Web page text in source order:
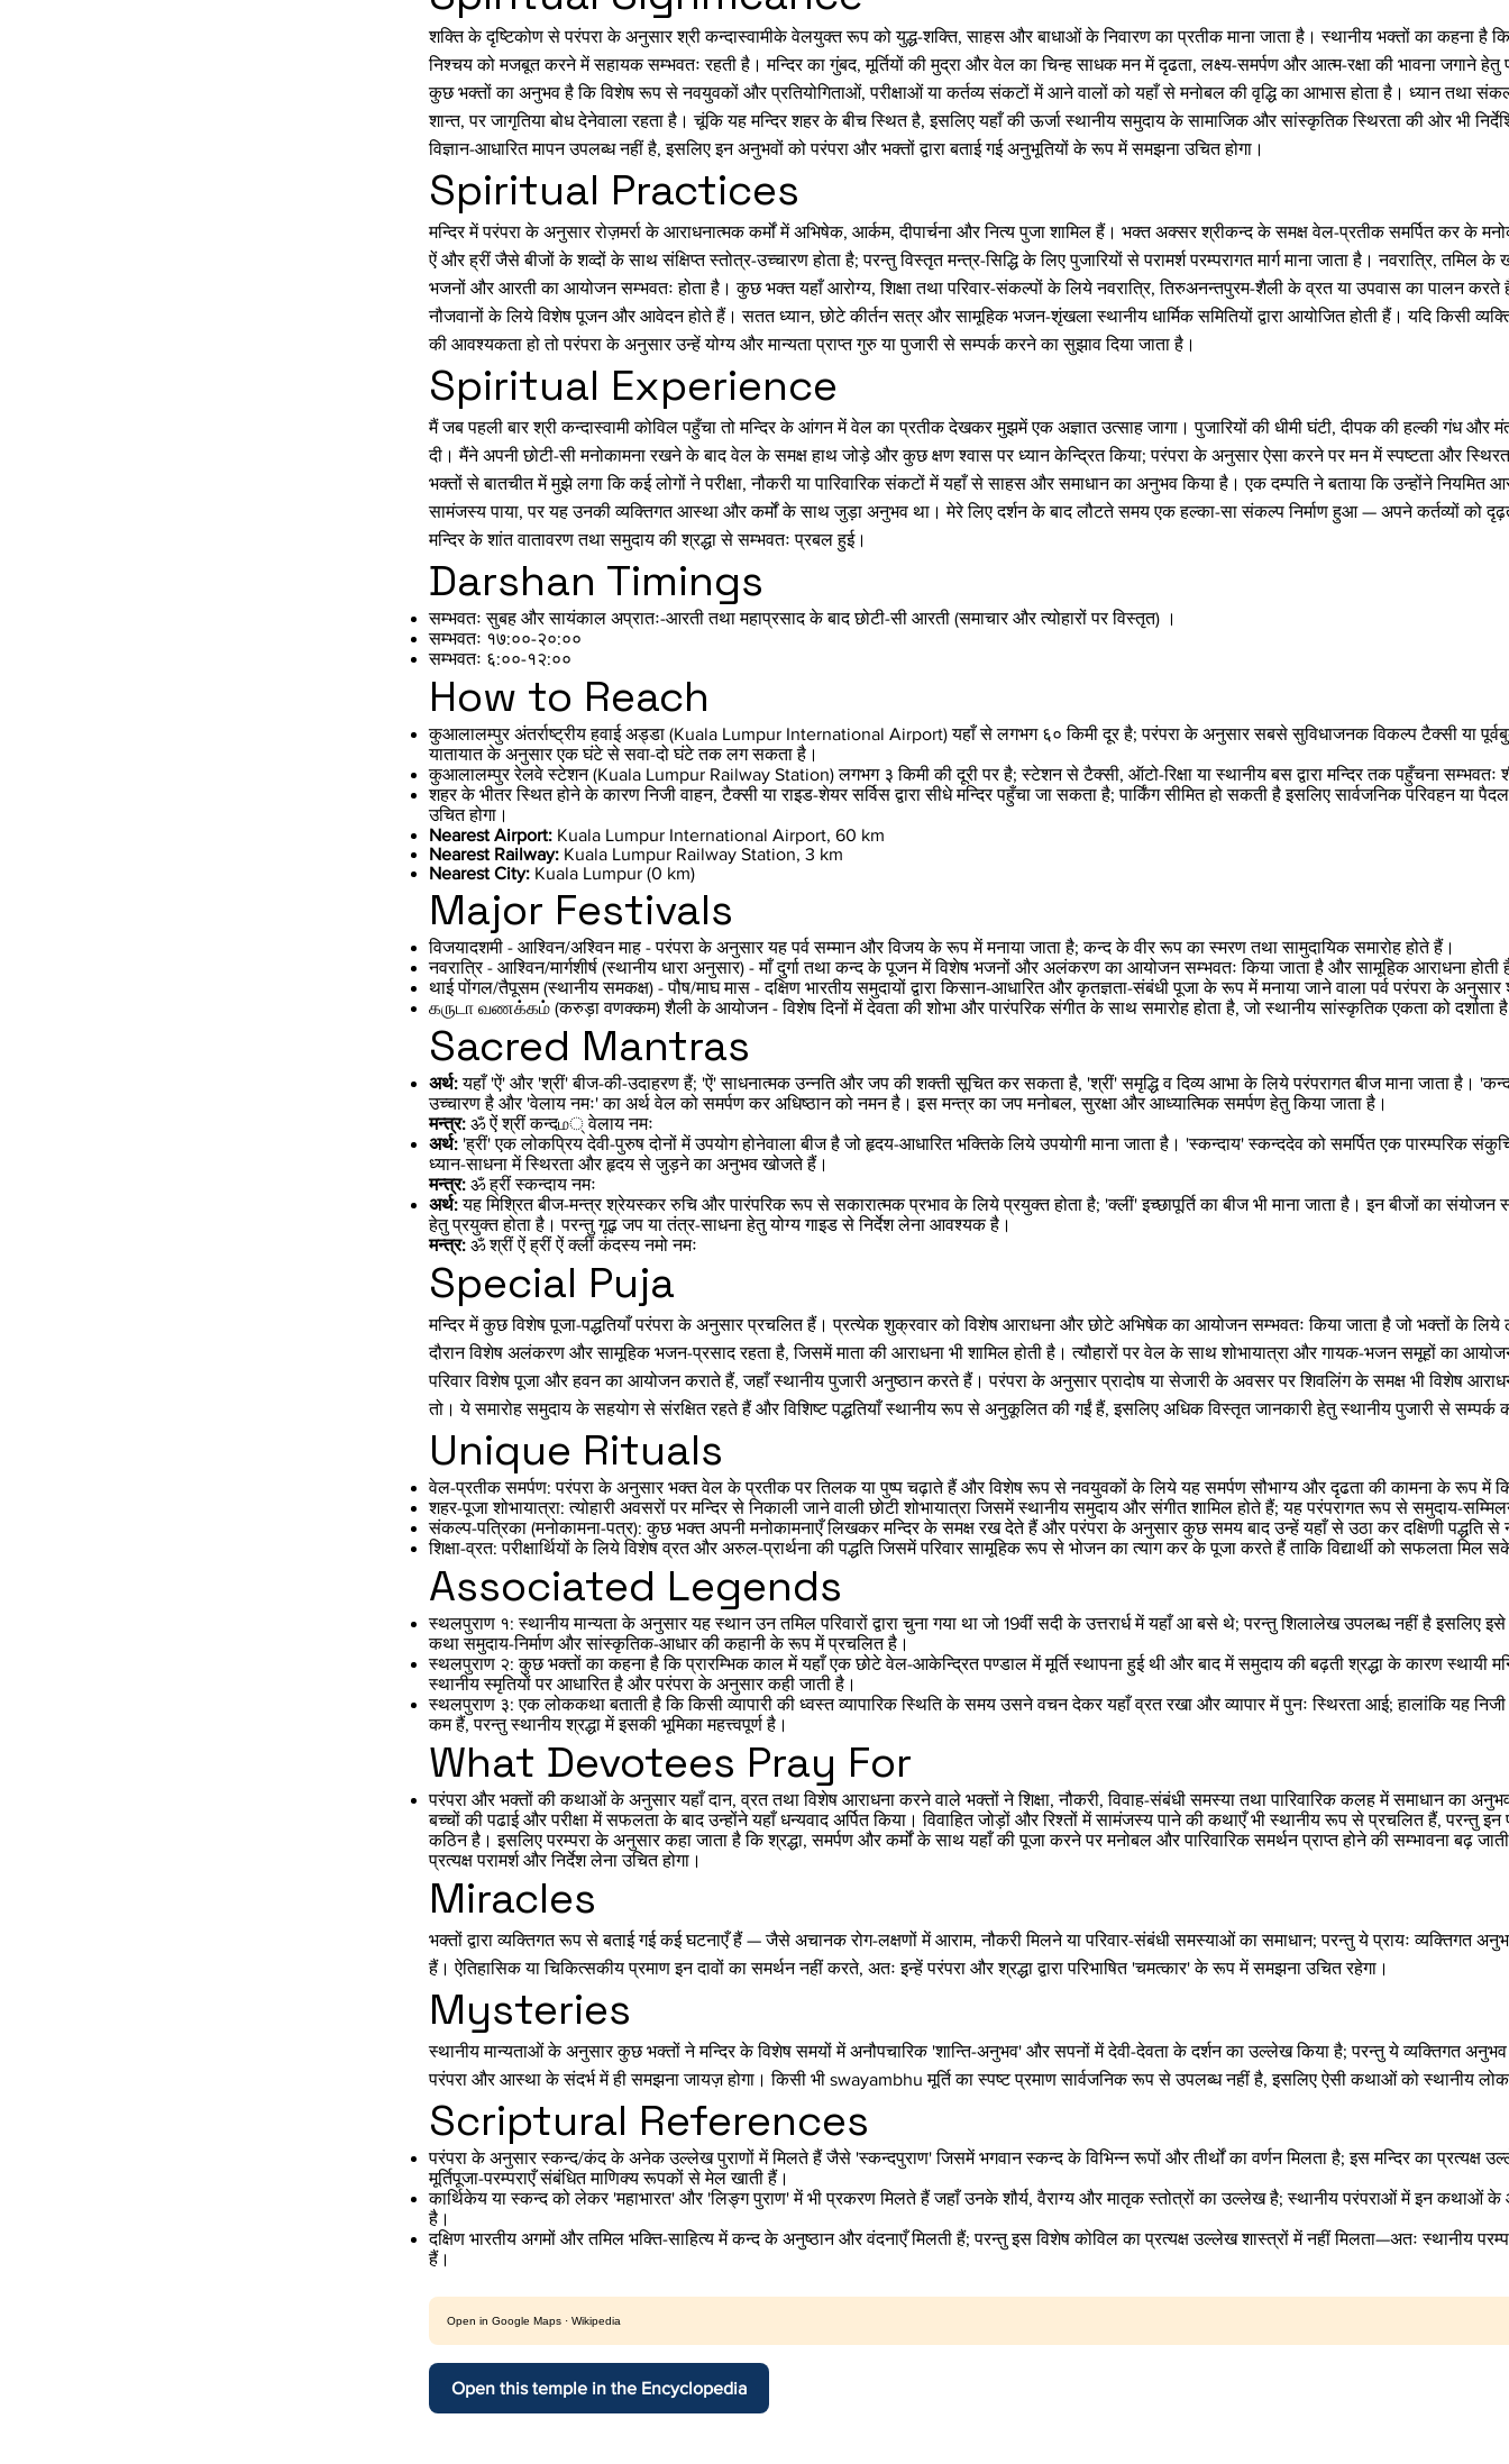
शक्ति के दृष्टिकोण से परंपरा के अनुसार श्री कन्दास्वामीके वेलयुक्त रूप को युद्ध-शक्ति, साहस और बाधाओं के निवारण का प्रतीक माना जाता है। स्थानीय भक्तों का कहना है
निश्चय को मजबूत करने में सहायक सम्भवतः रहती है। मन्दिर का गुंबद, मूर्तियों की मुद्रा और वेल का चिन्ह साधक मन में दृढता, लक्ष्य-समर्पण और आत्म-रक्षा की भावना जगाने
कुछ भक्तों का अनुभव है कि विशेष रूप से नवयुवकों और प्रतियोगिताओं, परीक्षाओं या कर्तव्य संकटों में आने वालों को यहाँ से मनोबल की वृद्धि का आभास होता है। ध्यान तथा
शान्त, पर जागृतिया बोध देनेवाला रहता है। चूंकि यह मन्दिर शहर के बीच स्थित है, इसलिए यहाँ की ऊर्जा स्थानीय समुदाय के सामाजिक और सांस्कृतिक स्थिरता की ओर भी
विज्ञान-आधारित मापन उपलब्ध नहीं है, इसलिए इन अनुभवों को परंपरा और भक्तों द्वारा बताई गई अनुभूतियों के रूप में समझना उचित होगा।
Spiritual Practices
मन्दिर में परंपरा के अनुसार रोज़मर्रा के आराधनात्मक कर्मों में अभिषेक, आर्कम, दीपार्चना और नित्य पुजा शामिल हैं। भक्त अक्सर श्रीकन्द के समक्ष वेल-प्रतीक समर्पित कर के
ऐं और ह्रीं जैसे बीजों के शव्दों के साथ संक्षिप्त स्तोत्र-उच्चारण होता है; परन्तु विस्तृत मन्त्र-सिद्धि के लिए पुजारियों से परामर्श परम्परागत मार्ग माना जाता है। नवरात्रि, तमिल
भजनों और आरती का आयोजन सम्भवतः होता है। कुछ भक्त यहाँ आरोग्य, शिक्षा तथा परिवार-संकल्पों के लिये नवरात्रि, तिरुअनन्तपुरम-शैली के व्रत या उपवास का पालन करते
नौजवानों के लिये विशेष पूजन और आवेदन होते हैं। सतत ध्यान, छोटे कीर्तन सत्र और सामूहिक भजन-शृंखला स्थानीय धार्मिक समितियों द्वारा आयोजित होती हैं। यदि किसी
की आवश्यकता हो तो परंपरा के अनुसार उन्हें योग्य और मान्यता प्राप्त गुरु या पुजारी से सम्पर्क करने का सुझाव दिया जाता है।
Spiritual Experience
मैं जब पहली बार श्री कन्दास्वामी कोविल पहुँचा तो मन्दिर के आंगन में वेल का प्रतीक देखकर मुझमें एक अज्ञात उत्साह जागा। पुजारियों की धीमी घंटी, दीपक की हल्की गंध और
दी। मैंने अपनी छोटी-सी मनोकामना रखने के बाद वेल के समक्ष हाथ जोड़े और कुछ क्षण श्वास पर ध्यान केन्द्रित किया; परंपरा के अनुसार ऐसा करने पर मन में स्पष्टता और
भक्तों से बातचीत में मुझे लगा कि कई लोगों ने परीक्षा, नौकरी या पारिवारिक संकटों में यहाँ से साहस और समाधान का अनुभव किया है। एक दम्पति ने बताया कि उन्होंने नियमित
सामंजस्य पाया, पर यह उनकी व्यक्तिगत आस्था और कर्मों के साथ जुड़ा अनुभव था। मेरे लिए दर्शन के बाद लौटते समय एक हल्का-सा संकल्प निर्माण हुआ — अपने कर्तव्यों को
मन्दिर के शांत वातावरण तथा समुदाय की श्रद्धा से सम्भवतः प्रबल हुई।
Darshan Timings
सम्भवतः सुबह और सायंकाल अप्रातः-आरती तथा महाप्रसाद के बाद छोटी-सी आरती (समाचार और त्योहारों पर विस्तृत) ।
सम्भवतः १७:००-२०:००
सम्भवतः ६:००-१२:००
How to Reach
कुआलालम्पुर अंतर्राष्ट्रीय हवाई अड्डा (Kuala Lumpur International Airport) यहाँ से लगभग ६० किमी दूर है; परंपरा के अनुसार सबसे सुविधाजनक विकल्प टैक्सी या
यातायात के अनुसार एक घंटे से सवा-दो घंटे तक लग सकता है।
कुआलालम्पुर रेलवे स्टेशन (Kuala Lumpur Railway Station) लगभग ३ किमी की दूरी पर है; स्टेशन से टैक्सी, ऑटो-रिक्षा या स्थानीय बस द्वारा मन्दिर तक पहुँचना
शहर के भीतर स्थित होने के कारण निजी वाहन, टैक्सी या राइड-शेयर सर्विस द्वारा सीधे मन्दिर पहुँचा जा सकता है; पार्किंग सीमित हो सकती है इसलिए सार्वजनिक परिवहन या
उचित होगा।
Nearest Airport: Kuala Lumpur International Airport, 60 km
Nearest Railway: Kuala Lumpur Railway Station, 3 km
Nearest City: Kuala Lumpur (0 km)
Major Festivals
विजयादशमी - आश्विन/अश्विन माह - परंपरा के अनुसार यह पर्व सम्मान और विजय के रूप में मनाया जाता है; कन्द के वीर रूप का स्मरण तथा सामुदायिक समारोह होते हैं।
नवरात्रि - आश्विन/मार्गशीर्ष (स्थानीय धारा अनुसार) - माँ दुर्गा तथा कन्द के पूजन में विशेष भजनों और अलंकरण का आयोजन सम्भवतः किया जाता है और सामूहिक आराधना होती
थाई पोंगल/तैपूसम (स्थानीय समकक्ष) - पौष/माघ मास - दक्षिण भारतीय समुदायों द्वारा किसान-आधारित और कृतज्ञता-संबंधी पूजा के रूप में मनाया जाने वाला पर्व परंपरा के अनुसार
கருடா வணக்கம் (करुड़ा वणक्कम) शैली के आयोजन - विशेष दिनों में देवता की शोभा और पारंपरिक संगीत के साथ समारोह होता है, जो स्थानीय सांस्कृतिक एकता को दर्शाता
Sacred Mantras
अर्थ:यहाँ 'ऐं' और 'श्रीं' बीज-की-उदाहरण हैं; 'ऐं' साधनात्मक उन्नति और जप की शक्ती सूचित कर सकता है, 'श्रीं' समृद्धि व दिव्य आभा के लिये परंपरागत बीज माना जाता है।
उच्चारण है और 'वेलाय नमः' का अर्थ वेल को समर्पण कर अधिष्ठान को नमन है। इस मन्त्र का जप मनोबल, सुरक्षा और आध्यात्मिक समर्पण हेतु किया जाता है।
मन्त्र: ॐ ऐं श्रीं कन्दம् वेलाय नमः
अर्थ: 'ह्रीं' एक लोकप्रिय देवी-पुरुष दोनों में उपयोग होनेवाला बीज है जो हृदय-आधारित भक्तिके लिये उपयोगी माना जाता है। 'स्कन्दाय' स्कन्ददेव को समर्पित एक पारम्परिक
ध्यान-साधना में स्थिरता और हृदय से जुड़ने का अनुभव खोजते हैं।
मन्त्र: ॐ ह्रीं स्कन्दाय नमः
अर्थ:यह मिश्रित बीज-मन्त्र श्रेयस्कर रुचि और पारंपरिक रूप से सकारात्मक प्रभाव के लिये प्रयुक्त होता है; 'क्लीं' इच्छापूर्ति का बीज भी माना जाता है। इन बीजों का
हेतु प्रयुक्त होता है। परन्तु गूढ़ जप या तंत्र-साधना हेतु योग्य गाइड से निर्देश लेना आवश्यक है।
मन्त्र: ॐ श्रीं ऐं ह्रीं ऐं क्लीं कंदस्य नमो नमः
Special Puja
मन्दिर में कुछ विशेष पूजा-पद्धतियाँ परंपरा के अनुसार प्रचलित हैं। प्रत्येक शुक्रवार को विशेष आराधना और छोटे अभिषेक का आयोजन सम्भवतः किया जाता है जो भक्तों के लिये
दौरान विशेष अलंकरण और सामूहिक भजन-प्रसाद रहता है, जिसमें माता की आराधना भी शामिल होती है। त्यौहारों पर वेल के साथ शोभायात्रा और गायक-भजन समूहों का
परिवार विशेष पूजा और हवन का आयोजन कराते हैं, जहाँ स्थानीय पुजारी अनुष्ठान करते हैं। परंपरा के अनुसार प्रादोष या सेजारी के अवसर पर शिवलिंग के समक्ष भी विशेष
तो। ये समारोह समुदाय के सहयोग से संरक्षित रहते हैं और विशिष्ट पद्धतियाँ स्थानीय रूप से अनुकूलित की गईं हैं, इसलिए अधिक विस्तृत जानकारी हेतु स्थानीय पुजारी से सम्पर्क
Unique Rituals
वेल-प्रतीक समर्पण: परंपरा के अनुसार भक्त वेल के प्रतीक पर तिलक या पुष्प चढ़ाते हैं और विशेष रूप से नवयुवकों के लिये यह समर्पण सौभाग्य और दृढता की कामना के रूप में
शहर-पूजा शोभायात्रा: त्योहारी अवसरों पर मन्दिर से निकाली जाने वाली छोटी शोभायात्रा जिसमें स्थानीय समुदाय और संगीत शामिल होते हैं; यह परंपरागत रूप से समुदाय-
संकल्प-पत्रिका (मनोकामना-पत्र): कुछ भक्त अपनी मनोकामनाएँ लिखकर मन्दिर के समक्ष रख देते हैं और परंपरा के अनुसार कुछ समय बाद उन्हें यहाँ से उठा कर दक्षिणी पद्धति से
शिक्षा-व्रत: परीक्षार्थियों के लिये विशेष व्रत और अरुल-प्रार्थना की पद्धति जिसमें परिवार सामूहिक रूप से भोजन का त्याग कर के पूजा करते हैं ताकि विद्यार्थी को सफलता मिल
Associated Legends
स्थलपुराण १: स्थानीय मान्यता के अनुसार यह स्थान उन तमिल परिवारों द्वारा चुना गया था जो 19वीं सदी के उत्तरार्ध में यहाँ आ बसे थे; परन्तु शिलालेख उपलब्ध नहीं है इसलिए
कथा समुदाय-निर्माण और सांस्कृतिक-आधार की कहानी के रूप में प्रचलित है।
स्थलपुराण २: कुछ भक्तों का कहना है कि प्रारम्भिक काल में यहाँ एक छोटे वेल-आकेन्द्रित पण्डाल में मूर्ति स्थापना हुई थी और बाद में समुदाय की बढ़ती श्रद्धा के कारण स्थायी
स्थानीय स्मृतियों पर आधारित है और परंपरा के अनुसार कही जाती है।
स्थलपुराण ३: एक लोककथा बताती है कि किसी व्यापारी की ध्वस्त व्यापारिक स्थिति के समय उसने वचन देकर यहाँ व्रत रखा और व्यापार में पुनः स्थिरता आई; हालांकि यह
कम हैं, परन्तु स्थानीय श्रद्धा में इसकी भूमिका महत्त्वपूर्ण है।
What Devotees Pray For
परंपरा और भक्तों की कथाओं के अनुसार यहाँ दान, व्रत तथा विशेष आराधना करने वाले भक्तों ने शिक्षा, नौकरी, विवाह-संबंधी समस्या तथा पारिवारिक कलह में समाधान का
बच्चों की पढाई और परीक्षा में सफलता के बाद उन्होंने यहाँ धन्यवाद अर्पित किया। विवाहित जोड़ों और रिश्तों में सामंजस्य पाने की कथाएँ भी स्थानीय रूप से प्रचलित हैं, परन्तु इन
कठिन है। इसलिए परम्परा के अनुसार कहा जाता है कि श्रद्धा, समर्पण और कर्मों के साथ यहाँ की पूजा करने पर मनोबल और पारिवारिक समर्थन प्राप्त होने की सम्भावना बढ़
प्रत्यक्ष परामर्श और निर्देश लेना उचित होगा।
Miracles
भक्तों द्वारा व्यक्तिगत रूप से बताई गई कई घटनाएँ हैं — जैसे अचानक रोग-लक्षणों में आराम, नौकरी मिलने या परिवार-संबंधी समस्याओं का समाधान; परन्तु ये प्रायः व्यक्तिगत
हैं। ऐतिहासिक या चिकित्सकीय प्रमाण इन दावों का समर्थन नहीं करते, अतः इन्हें परंपरा और श्रद्धा द्वारा परिभाषित 'चमत्कार' के रूप में समझना उचित रहेगा।
Mysteries
स्थानीय मान्यताओं के अनुसार कुछ भक्तों ने मन्दिर के विशेष समयों में अनौपचारिक 'शान्ति-अनुभव' और सपनों में देवी-देवता के दर्शन का उल्लेख किया है; परन्तु ये व्यक्तिगत अनुभव
परंपरा और आस्था के संदर्भ में ही समझना जायज़ होगा। किसी भी swayambhu मूर्ति का स्पष्ट प्रमाण सार्वजनिक रूप से उपलब्ध नहीं है, इसलिए ऐसी कथाओं को स्थानीय
Scriptural References
परंपरा के अनुसार स्कन्द/कंद के अनेक उल्लेख पुराणों में मिलते हैं जैसे 'स्कन्दपुराण' जिसमें भगवान स्कन्द के विभिन्न रूपों और तीर्थों का वर्णन मिलता है; इस मन्दिर का प्रत्यक्ष
मूर्तिपूजा-परम्पराएँ संबंधित माणिक्य रूपकों से मेल खाती हैं।
कार्थिकेय या स्कन्द को लेकर 'महाभारत' और 'लिङ्ग पुराण' में भी प्रकरण मिलते हैं जहाँ उनके शौर्य, वैराग्य और मातृक स्तोत्रों का उल्लेख है; स्थानीय परंपराओं में इन कथाओं के
है।
दक्षिण भारतीय अगमों और तमिल भक्ति-साहित्य में कन्द के अनुष्ठान और वंदनाएँ मिलती हैं; परन्तु इस विशेष कोविल का प्रत्यक्ष उल्लेख शास्त्रों में नहीं मिलता—अतः स्थानीय
हैं।
Open in Google Maps · Wikipedia
Open this temple in the Encyclopedia